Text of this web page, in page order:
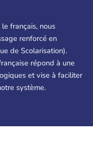
français, nous
renforcé en
de Scolarisation).
répond à une
et vise à faciliter
système.